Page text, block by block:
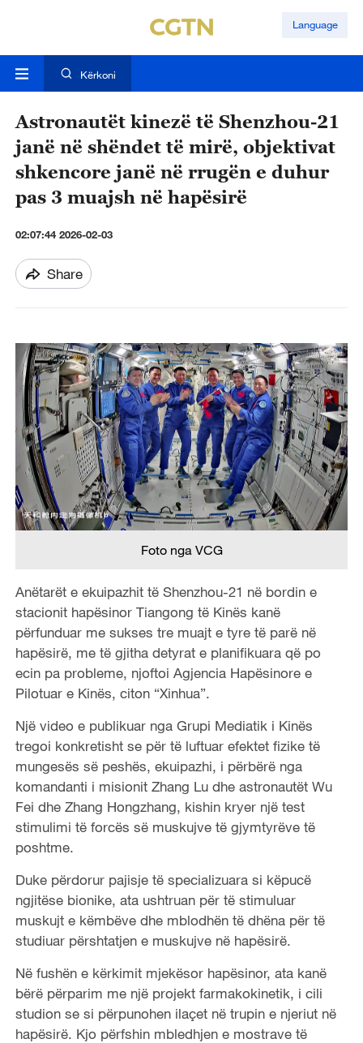
Language
Kërkoni
Astronautët kinezë të Shenzhou-21
janë në shëndet të mirë, objektivat
shkencore janë në rrugën e duhur
pas 3 muajsh në hapësirë
02:07:44 2026-02-03
Share
Foto nga VCG
Anëtarët e ekuipazhit të Shenzhou-21 në bordin e
stacionit hapësinor Tiangong të Kinës kanë
përfunduar me sukses tre muajt e tyre të parë në
hapësirë, me të gjitha detyrat e planifikuara që po
ecin pa probleme, njoftoi Agjencia Hapësinore e
Pilotuar e Kinës, citon “Xinhua”.
Një video e publikuar nga Grupi Mediatik i Kinës
tregoi konkretisht se për të luftuar efektet fizike të
mungesës së peshës, ekuipazhi, i përbërë nga
komandanti i misionit Zhang Lu dhe astronautët Wu
Fei dhe Zhang Hongzhang, kishin kryer një test
stimulimi të forcës së muskujve të gjymtyrëve të
poshtme.
Duke përdorur pajisje të specializuara si këpucë
ngjitëse bionike, ata ushtruan për të stimuluar
muskujt e këmbëve dhe mblodhën të dhëna për të
studiuar përshtatjen e muskujve në hapësirë.
Në fushën e kërkimit mjekësor hapësinor, ata kanë
bërë përparim me një projekt farmakokinetik, i cili
studion se si përpunohen ilaçet në trupin e njeriut në
hapësirë. Kjo përfshin mbledhjen e mostrave të